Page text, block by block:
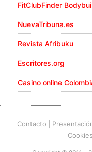
FitClubFinder
NuevaTribuna.es
Revista Afribuku
Escritores.org
Casino online
Contacto
Cookies